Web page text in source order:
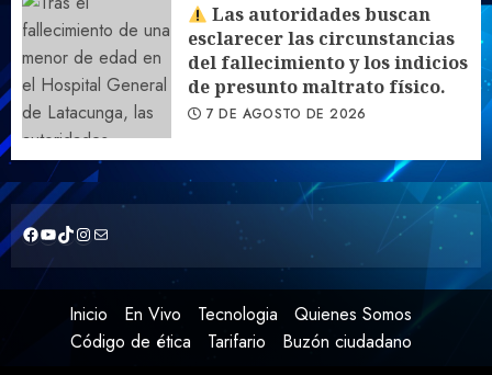
Las autoridades buscan
esclarecer las circunstancias
del fallecimiento y los indicios
de presunto maltrato físico.
7 DE AGOSTO DE 2026
https://www.facebook.com/CuriquingueTVOficial2020/live_videos?locale=es_LA
YouTube
TikTok
Instagram
Correo electrónico
Inicio En Vivo Tecnologia
Quienes Somos
Código de ética
Tarifario Buzón ciudadano